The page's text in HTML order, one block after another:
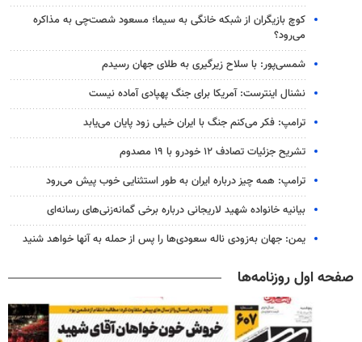
کوچ بازیگران از شبکه خانگی به سیما؛ مسعود شصت‌چی به مذاکره
می‌رود؟
شمسی‌پور: با سلاح زیرگیری به طلای جهان رسیدم
نشنال اینترست: آمریکا برای جنگ پهپادی آماده نیست
ترامپ: فکر می‌کنم جنگ با ایران خیلی زود پایان می‌یابد
تشریح جزئیات تصادف ۱۲ خودرو با ۱۹ مصدوم
ترامپ: همه چیز درباره ایران به طور استثنایی خوب پیش می‌رود
بیانیه خانواده شهید لاریجانی درباره برخی گمانه‌زنی‌های رسانه‌ای
یمن: جهان به‌زودی ناله سعودی‌ها را پس از حمله به آنها خواهد شنید
صفحه اول روزنامه‌ها